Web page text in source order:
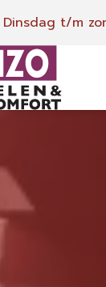
Dinsdag t/m